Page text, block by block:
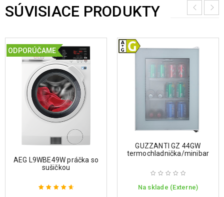
SÚVISIACE PRODUKTY
ODPORÚČAME
AEG L9WBE49W práčka so
sušičkou
GUZZANTI GZ 44GW
termochladnička/minibar
Na sklade (Externe)